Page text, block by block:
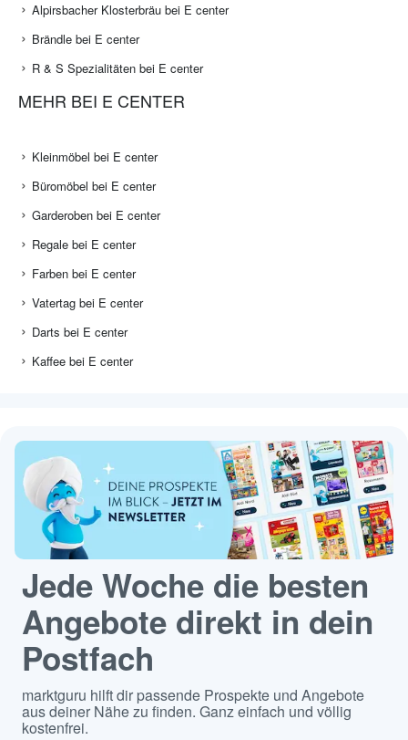
Alpirsbacher Klosterbräu bei E center
Brändle bei E center
R & S Spezialitäten bei E center
MEHR BEI E CENTER
Kleinmöbel bei E center
Büromöbel bei E center
Garderoben bei E center
Regale bei E center
Farben bei E center
Vatertag bei E center
Darts bei E center
Kaffee bei E center
Jede Woche die besten
Angebote direkt in dein
Postfach
marktguru hilft dir passende Prospekte und Angebote
aus deiner Nähe zu finden. Ganz einfach und völlig
kostenfrei.